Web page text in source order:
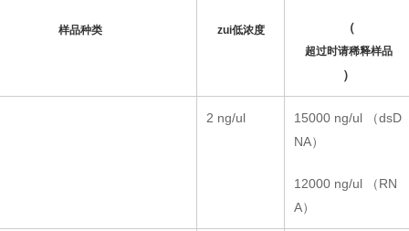
样品种类 zui低浓度 （
超过时请稀释样品
）
2 ng/ul
15000 ng/ul （dsD
NA）
12000 ng/ul （RN
A）